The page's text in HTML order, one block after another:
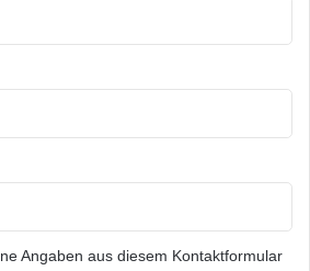
Angaben aus diesem Kontaktformular